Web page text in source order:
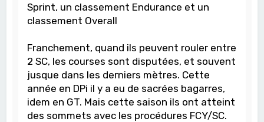
Sprint, un classement Endurance et un
classement Overall
Franchement, quand ils peuvent rouler entre
2 SC, les courses sont disputées, et souvent
jusque dans les derniers mètres. Cette
année en DPi il y a eu de sacrées bagarres,
idem en GT. Mais cette saison ils ont atteint
des sommets avec les procédures FCY/SC.